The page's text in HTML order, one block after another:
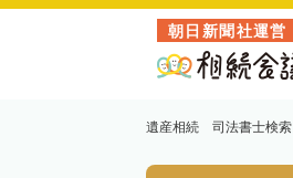
朝日新聞社運営
遺産相続 司法書士検索